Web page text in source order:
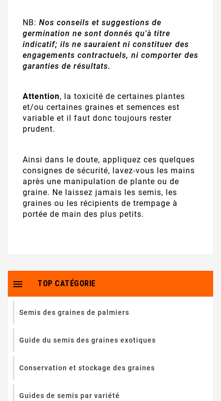
NB: Nos conseils et suggestions de
germination ne sont donnés qu'à titre
indicatif; ils ne sauraient ni constituer des
engagements contractuels, ni comporter des
garanties de résultats.
Attention, la toxicité de certaines plantes
et/ou certaines graines et semences est
variable et il faut donc toujours rester
prudent.
Ainsi dans le doute, appliquez ces quelques
consignes de sécurité, lavez-vous les mains
après une manipulation de plante ou de
graine. Ne laissez jamais les semis, les
graines ou les récipients de trempage à
portée de main des plus petits.
TOP CATÉGORIE

Semis des graines de palmiers
Guide du semis des graines exotiques
Conservation et stockage des graines
Guides de semis par variété